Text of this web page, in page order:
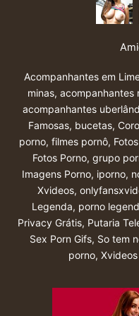
Acompanhantes em
minas, acompanhantes
acompanhantes
Famosas, bucetas,
porno, filmes pornô,
Fotos Porno, grupo
Imagens Porno, iporno,
Xvideos,
Legenda, porno
Privacy Grátis, Putaria
Sex Porn Gifs, So tem
porno,